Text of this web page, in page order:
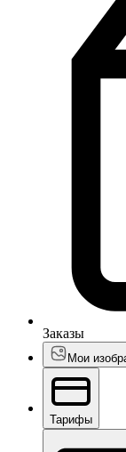
Заказы
Мои
Тарифы